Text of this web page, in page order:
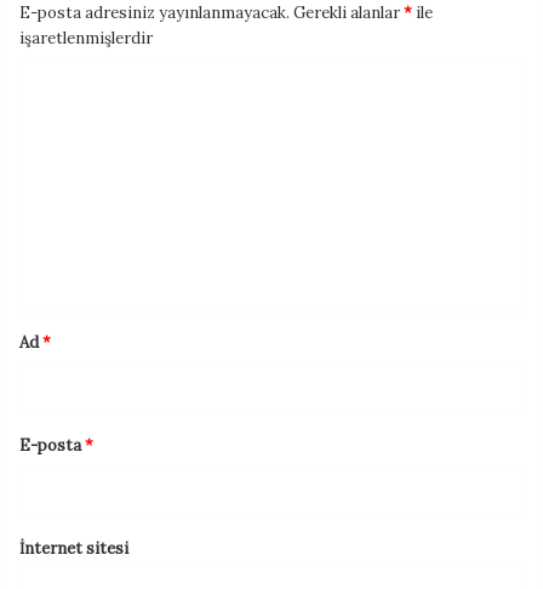
E-posta adresiniz yayınlanmayacak. Gerekli alanlar* ile
işaretlenmişlerdir
Ad*
E-posta*
İnternet sitesi